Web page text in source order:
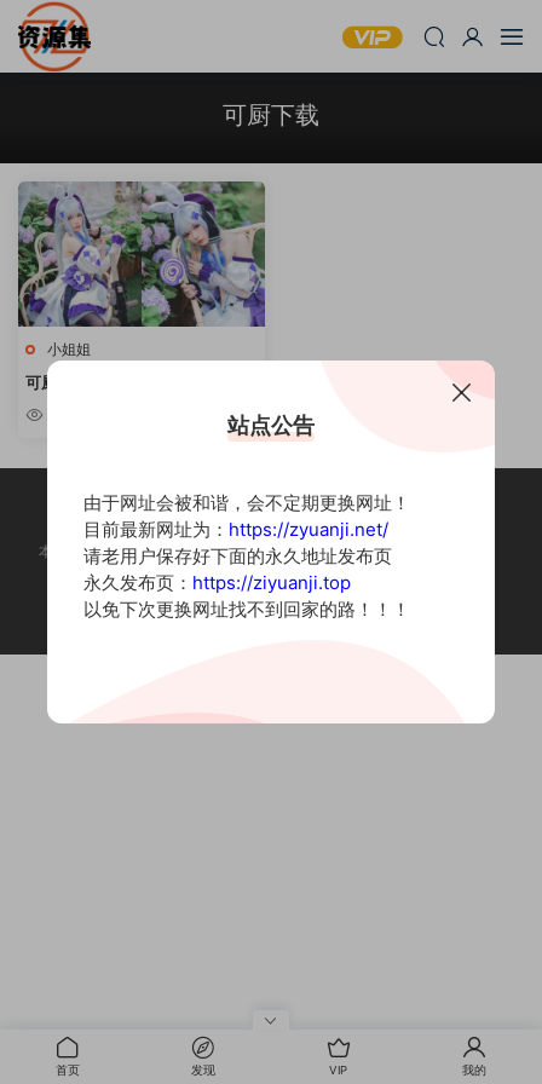
可厨下载
小姐姐
可厨 – 性感萌妹写真合集 [持续更
新]
本站为摄影写真图片网站，内容来自网络收集整理，仅作个人学习使用。
如有违法内容请联系删除
Copyright © 2022 资源集
首页 发现 VIP 我的
站点公告
由于网址会被和谐，会不定期更换网址！
目前最新网址为： https://zyuanji.net/
请老用户保存好下面的永久地址发布页
永久发布页： https://ziyuanji.top
以免下次更换网址找不到回家的路！！！